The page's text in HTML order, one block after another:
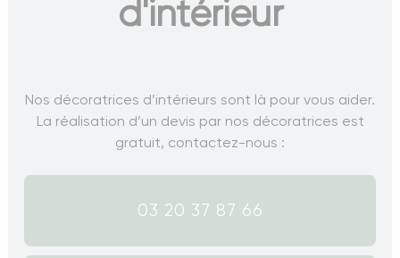
d'intérieur
Nos décoratrices d’intérieurs sont là pour vous aider.
La réalisation d’un devis par nos décoratrices est
gratuit, contactez-nous :
03 20 37 87 66